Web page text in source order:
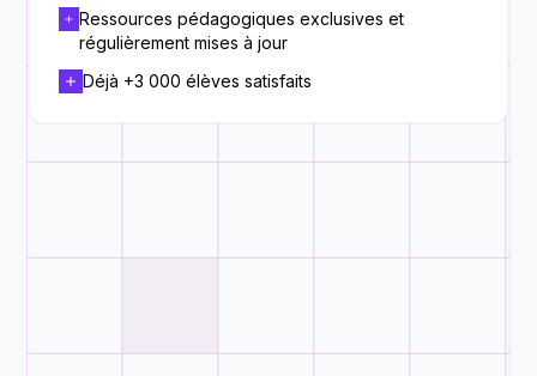
Ressources pédagogiques exclusives et
régulièrement mises à jour
Déjà +3 000 élèves satisfaits